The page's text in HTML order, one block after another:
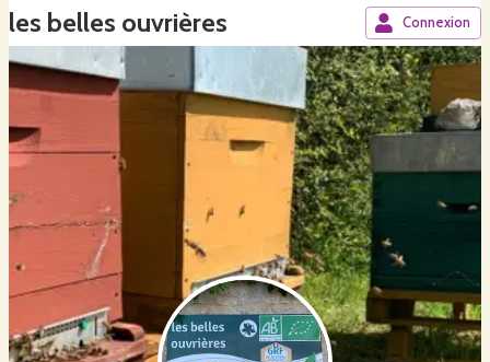
les belles ouvrières Connexion